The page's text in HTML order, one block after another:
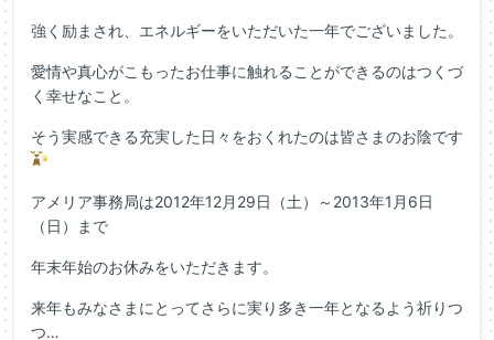
強く励まされ、エネルギーをいただいた一年でございました。
愛情や真心がこもったお仕事に触れることができるのはつくづ
く幸せなこと。
そう実感できる充実した日々をおくれたのは皆さまのお陰です
アメリア事務局は2012年12月29日（土）～2013年1月6日
（日）まで
年末年始のお休みをいただきます。
来年もみなさまにとってさらに実り多き一年となるよう祈りつ
つ…